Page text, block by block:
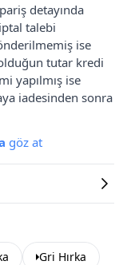
detayında
talebi
ise
tutar kredi
yapılmış ise
iadesinden sonra
göz at
Gri Hırka